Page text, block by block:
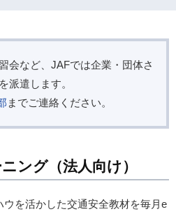
会など、JAFでは企業・団体さ
派遣します。
までご連絡ください。
ング（法人向け）
を活かした交通安全教材を毎月e